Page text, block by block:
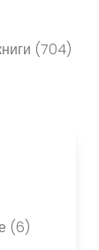
(704)
(6)